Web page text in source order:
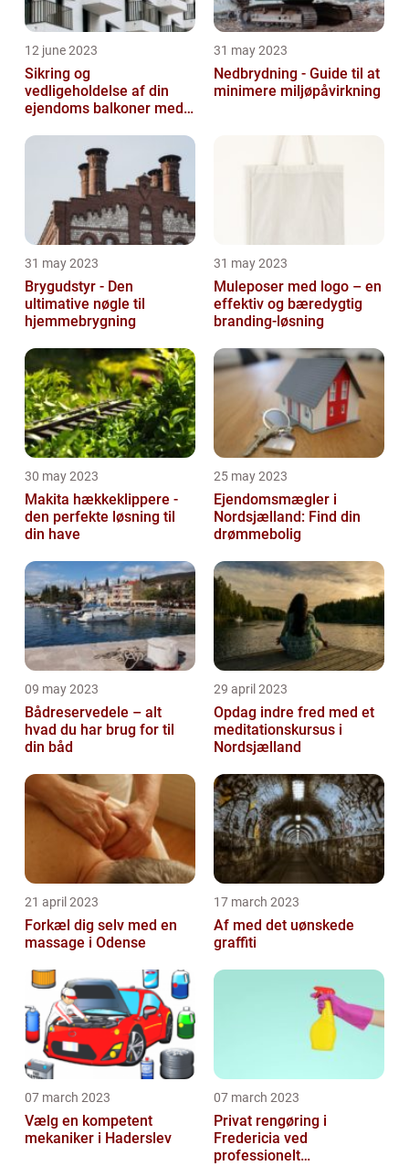
12 june 2023
Sikring og
vedligeholdelse af din
ejendoms balkoner med
31 may 2023
Nedbrydning - Guide til at
minimere miljøpåvirkning
31 may 2023
Brygudstyr - Den
ultimative nøgle til
hjemmebrygning
31 may 2023
Muleposer med logo – en
effektiv og bæredygtig
branding-løsning
30 may 2023
Makita hækkeklippere -
den perfekte løsning til
din have
25 may 2023
Ejendomsmægler i
Nordsjælland: Find din
drømmebolig
09 may 2023
Bådreservedele – alt
hvad du har brug for til
din båd
29 april 2023
Opdag indre fred med et
meditationskursus i
Nordsjælland
21 april 2023
Forkæl dig selv med en
massage i Odense
17 march 2023
Af med det uønskede
graffiti
07 march 2023
Vælg en kompetent
mekaniker i Haderslev
07 march 2023
Privat rengøring i
Fredericia ved
professionelt